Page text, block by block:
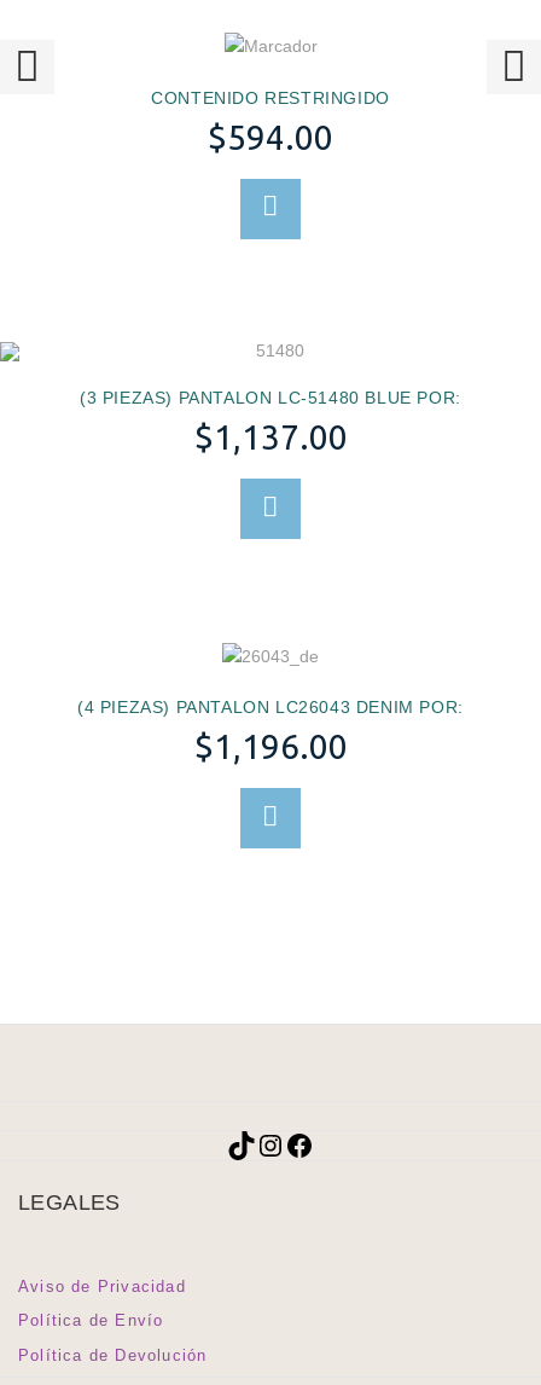
CONTENIDO RESTRINGIDO
$594.00
(3 PIEZAS) PANTALON LC-51480 BLUE POR:
$1,137.00
(4 PIEZAS) PANTALON LC26043 DENIM POR:
$1,196.00
TikTok
Instagram
Facebook
LEGALES
Aviso de Privacidad
Política de Envío
Política de Devolución